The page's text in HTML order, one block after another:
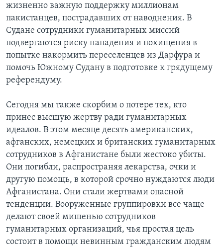
жизненно важную поддержку миллионам
пакистанцев, пострадавших от наводнения. В
Судане сотрудники гуманитарных миссий
подвергаются риску нападения и похищения в
попытке накормить переселенцев из Дарфура и
помочь Южному Судану в подготовке к грядущему
референдуму.
Сегодня мы также скорбим о потере тех, кто
принес высшую жертву ради гуманитарных
идеалов. В этом месяце десять американских,
афганских, немецких и британских гуманитарных
сотрудников в Афганистане были жестоко убиты.
Они погибли, распространяя лекарства, очки и
другую помощь, в которой срочно нуждаются люди
Афганистана. Они стали жертвами опасной
тенденции. Вооруженные группировки все чаще
делают своей мишенью сотрудников
гуманитарных организаций, чья простая цель
состоит в помощи невинным гражданским людям